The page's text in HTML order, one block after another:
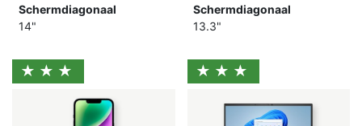
Schermdiagonaal
14"
Schermdiagonaal
13.3"
★★★ ★★★